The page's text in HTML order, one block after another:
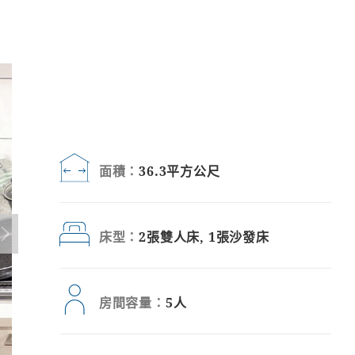
面積：36.3平方公尺
床型：2張雙人床, 1張沙發床
房間容量： 5人